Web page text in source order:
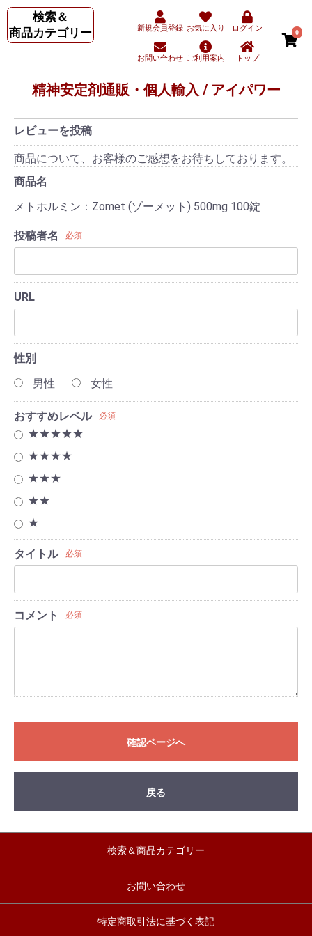
検索＆
商品カテゴリー
新規会員登録 お気に入り ログイン
お問い合わせ ご利用案内 トップ
0
精神安定剤通販・個人輸入 / アイパワー
レビューを投稿
商品について、お客様のご感想をお待ちしております。
商品名
メトホルミン：Zomet (ゾーメット) 500mg 100錠
投稿者名 必須
URL
性別
男性
女性
おすすめレベル 必須
★★★★★
★★★★
★★★
★★
★
タイトル 必須
コメント 必須
確認ページへ
戻る
検索＆商品カテゴリー
お問い合わせ
特定商取引法に基づく表記